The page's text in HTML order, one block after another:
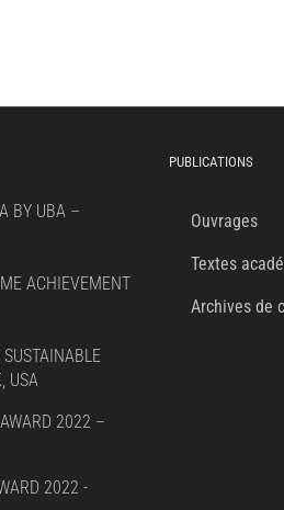
BY UBA –
ACHIEVEMENT
USA
2022 –
2022 -
PUBLICATIONS
Ouvrages
Textes
Archives de